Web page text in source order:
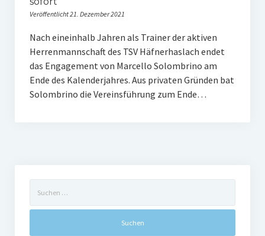
Gremien
Mitglied werden
Förderverein
Gaststätte
Fanshop
Veröffentlicht 21. Dezember 2021
Nach eineinhalb Jahren als Trainer der aktiven
Herrenmannschaft des TSV Häfnerhaslach endet
das Engagement von Marcello Solombrino am
Ende des Kalenderjahres. Aus privaten Gründen bat
Solombrino die Vereinsführung zum Ende…
nach: